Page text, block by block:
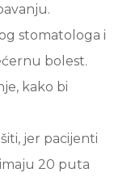
stomatologa i
bolest.
kako bi
jer pacijenti
20 puta